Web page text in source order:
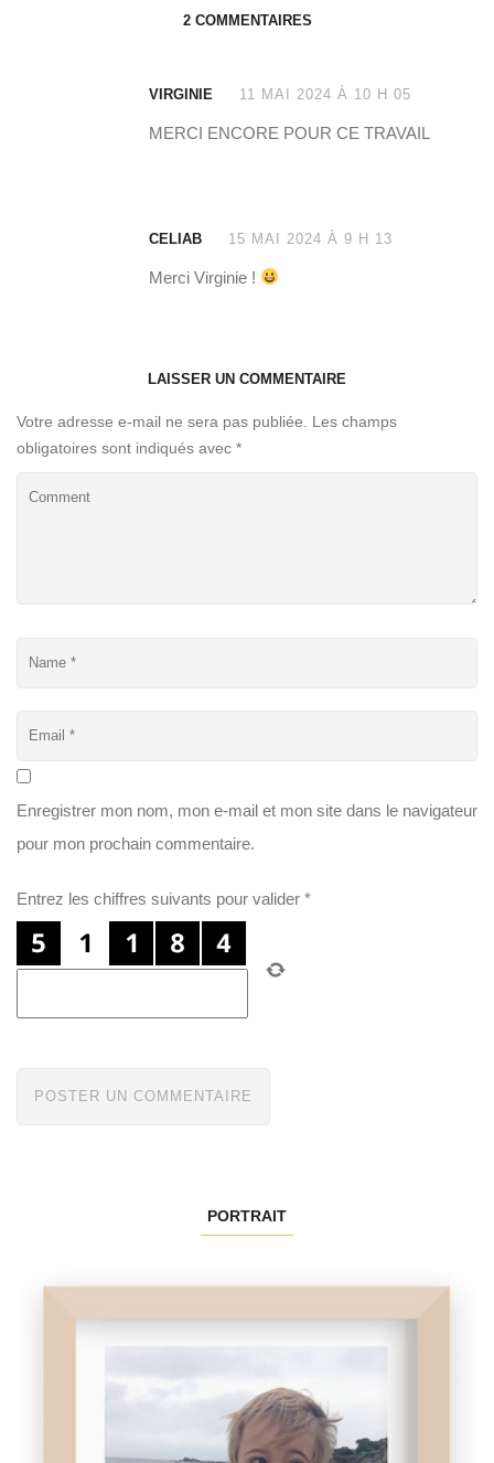
2 COMMENTAIRES
VIRGINIE 11 MAI 2024 À 10 H 05
MERCI ENCORE POUR CE TRAVAIL
CELIAB 15 MAI 2024 À 9 H 13
Merci Virginie !
LAISSER UN COMMENTAIRE
Votre adresse e-mail ne sera pas publiée.
Les champs
obligatoires sont indiqués avec *
Enregistrer mon nom, mon e-mail et mon site dans le navigateur
pour mon prochain commentaire.
Entrez les chiffres suivants pour valider *
PORTRAIT